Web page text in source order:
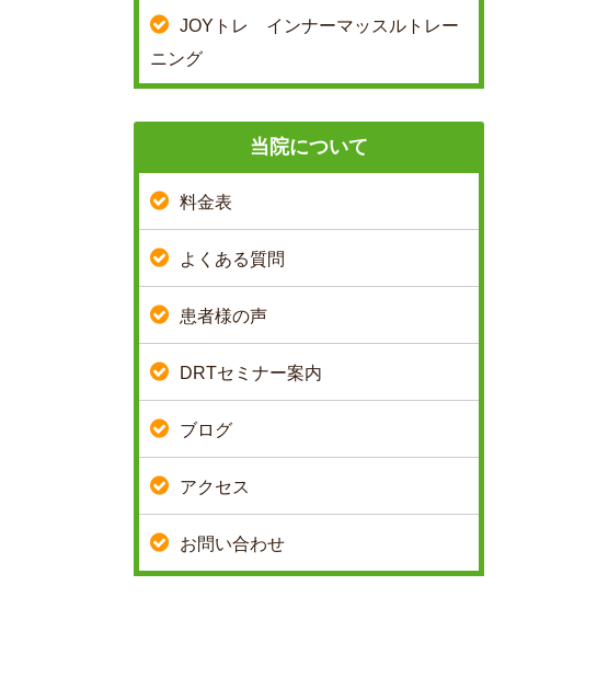
JOYトレ インナーマッスルトレー
ニング
当院について
料金表
よくある質問
患者様の声
DRTセミナー案内
ブログ
アクセス
お問い合わせ